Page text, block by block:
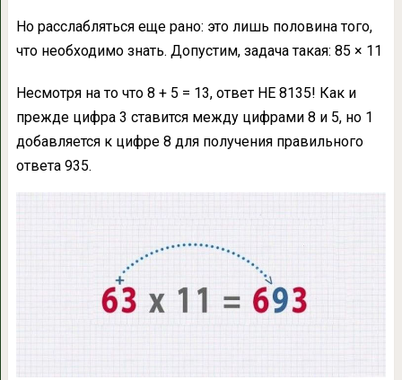
Но расслабляться еще рано: это лишь половина того,
что необходимо знать. Допустим, задача такая: 85 × 11
Несмотря на то что 8 + 5 = 13, ответ НЕ 8135! Как и
прежде цифра 3 ставится между цифрами 8 и 5, но 1
добавляется к цифре 8 для получения правильного
ответа 935.